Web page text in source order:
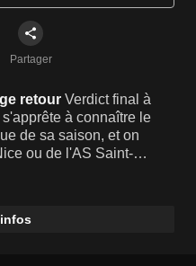
Partager
retour Verdict final à
à connaître le
de sa saison, et on
ou de l'AS Saint-
sésame pour la Ligue 1.